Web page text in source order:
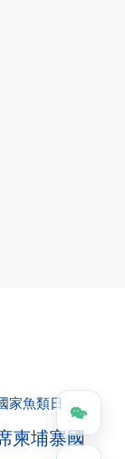
柬埔寨國